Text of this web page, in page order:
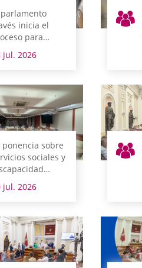
parlamento
inicia el
para
interno
propia sede
a la
jul. 2026
ponencia sobre
sociales y
final por
jul. 2026